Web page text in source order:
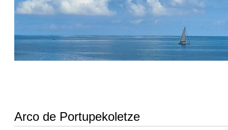
Arco de Portupekoletze